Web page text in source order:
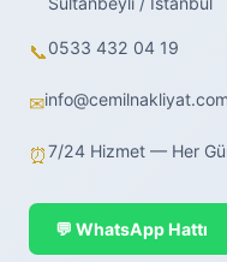
📞0533 432 04 19
✉
⏰7/24 Hizmet — Her
💬 WhatsApp Hattı